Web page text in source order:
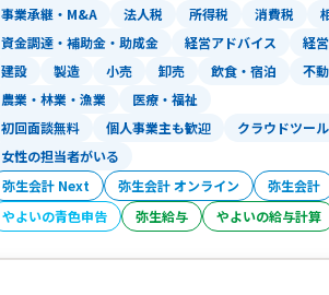
我々は、社長の「孤
その「武器」をもっ
SuMIzeiは、単なる
あなたの会社の「生
顧問先様の声
https://
事業承継・M&A
法人税 所得税 消費税
資金調達・補助金・助成金
経営アドバイス 経
建設 製造 小売 卸売 飲食・宿泊 不
農業・林業・漁業
医療・福祉
初回面談無料 個人事業主も歓迎 クラウドツー
女性の担当者がいる
弥生会計 Next 弥生会計 オンライン 弥生会計
やよいの青色申告
弥生給与 やよいの給与計算